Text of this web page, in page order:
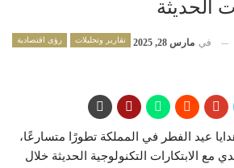
الحديثة
تقارير وتحليلات رؤى اقتصادية في مارس 28, 2025
عيد الفطر في المملكة تطورًا متسارعًا،
مع الابتكارات التكنولوجية الحديثة خلال